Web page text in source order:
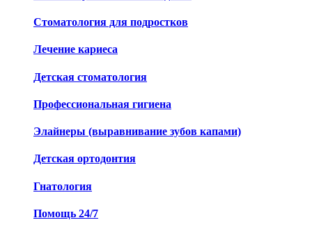
Стоматология для подростков
Лечение кариеса
Детская стоматология
Профессиональная гигиена
Элайнеры (выравнивание зубов капами)
Детская ортодонтия
Гнатология
Помощь 24/7